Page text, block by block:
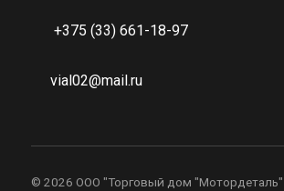
+375 (33) 661-18-97
vial02@mail.ru
© 2026 ООО "Торговый дом "Мотордеталь"